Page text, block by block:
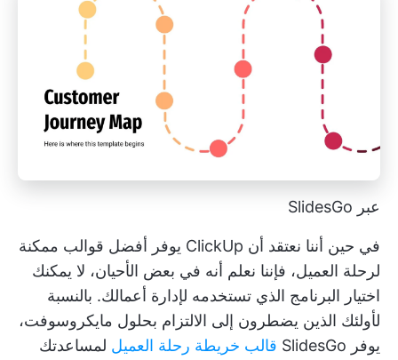
عبر SlidesGo
في حين أننا نعتقد أن ClickUp يوفر أفضل قوالب ممكنة
لرحلة العميل، فإننا نعلم أنه في بعض الأحيان، لا يمكنك
اختيار البرنامج الذي تستخدمه لإدارة أعمالك. بالنسبة
لأولئك الذين يضطرون إلى الالتزام بحلول مايكروسوفت،
يوفر SlidesGo
قالب خريطة رحلة العميل لمساعدتك